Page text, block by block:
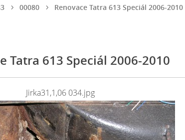
00080 Renovace Tatra 613 Speciál 2006-2010
Tatra 613 Speciál 2006-2010
Jirka31,1,06 034.jpg